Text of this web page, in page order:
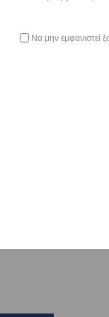
-
Να μην εμφανιστεί